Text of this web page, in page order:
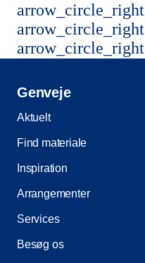
arrow_circle_right
arrow_circle_right
arrow_circle_right
Genveje
Aktuelt
Find materiale
Inspiration
Arrangementer
Services
Besøg os